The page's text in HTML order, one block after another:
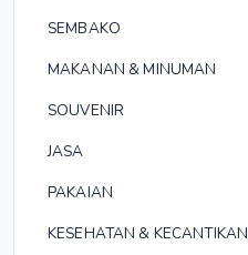
SEMBAKO
MAKANAN & MINUMAN
SOUVENIR
JASA
PAKAIAN
KESEHATAN & KECANTIKAN